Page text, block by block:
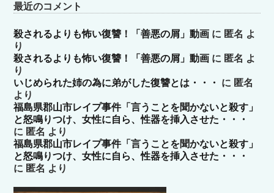
最近のコメント
殺されるよりも怖い復讐！「善悪の屑」動画 に 匿名 よ
り
殺されるよりも怖い復讐！「善悪の屑」動画 に 匿名 よ
り
いじめられた姉の為に弟がした復讐とは・・・
に 匿名
より
福島県郡山市レイプ事件「言うことを聞かないと殺す」
と怒鳴りつけ、女性に自ら、性器を挿入させた・・・
に 匿名 より
福島県郡山市レイプ事件「言うことを聞かないと殺す」
と怒鳴りつけ、女性に自ら、性器を挿入させた・・・
に 匿名 より